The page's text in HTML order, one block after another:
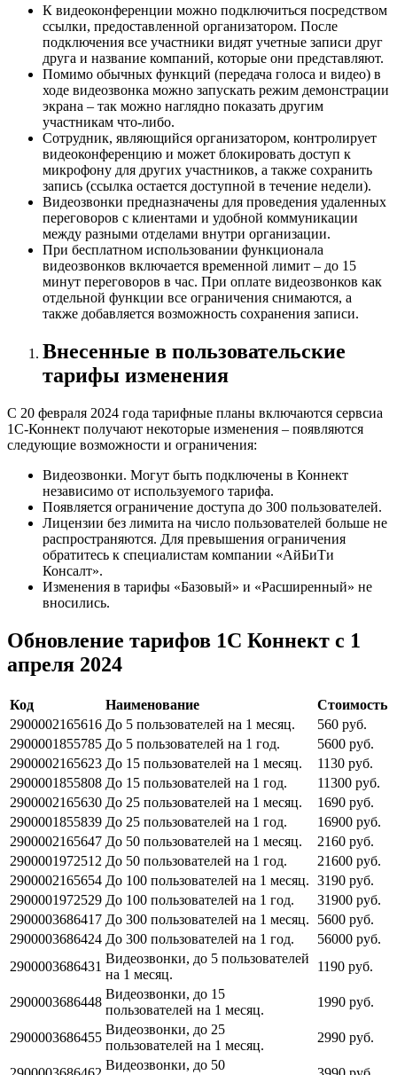
К видеоконференции можно подключиться посредством
ссылки, предоставленной организатором. После
подключения все участники видят учетные записи друг
друга и название компаний, которые они представляют.
Помимо обычных функций (передача голоса и видео) в
ходе видеозвонка можно запускать режим демонстрации
экрана – так можно наглядно показать другим
участникам что-либо.
Сотрудник, являющийся организатором, контролирует
видеоконференцию и может блокировать доступ к
микрофону для других участников, а также сохранить
запись (ссылка остается доступной в течение недели).
Видеозвонки предназначены для проведения удаленных
переговоров с клиентами и удобной коммуникации
между разными отделами внутри организации.
При бесплатном использовании функционала
видеозвонков включается временной лимит – до 15
минут переговоров в час. При оплате видеозвонков как
отдельной функции все ограничения снимаются, а
также добавляется возможность сохранения записи.
Внесенные в пользовательские
тарифы изменения
С 20 февраля 2024 года тарифные планы включаются сервсиа
1С-Коннект получают некоторые изменения – появляются
следующие возможности и ограничения:
Видеозвонки. Могут быть подключены в Коннект
независимо от используемого тарифа.
Появляется ограничение доступа до 300 пользователей.
Лицензии без лимита на число пользователей больше не
распространяются. Для превышения ограничения
обратитесь к специалистам компании «АйБиТи
Консалт».
Изменения в тарифы «Базовый» и «Расширенный» не
вносились.
Обновление тарифов 1С Коннект с 1
апреля 2024
Код Наименование
Стоимость
2900002165616 До 5 пользователей на 1 месяц.
560 руб.
2900001855785 До 5 пользователей на 1 год.
5600 руб.
2900002165623 До 15 пользователей на 1 месяц.
1130 руб.
2900001855808 До 15 пользователей на 1 год.
11300 руб.
2900002165630 До 25 пользователей на 1 месяц.
1690 руб.
2900001855839 До 25 пользователей на 1 год.
16900 руб.
2900002165647 До 50 пользователей на 1 месяц.
2160 руб.
2900001972512 До 50 пользователей на 1 год.
21600 руб.
2900002165654 До 100 пользователей на 1 месяц. 3190 руб.
2900001972529 До 100 пользователей на 1 год.
31900 руб.
2900003686417 До 300 пользователей на 1 месяц.
5600 руб.
2900003686424 До 300 пользователей на 1 год.
56000 руб.
2900003686431
Видеозвонки, до 5 пользователей
на 1 месяц.
1190 руб.
2900003686448
Видеозвонки, до 15
пользователей на 1 месяц.
1990 руб.
2900003686455
Видеозвонки, до 25
пользователей на 1 месяц.
2990 руб.
Видеозвонки, до 50